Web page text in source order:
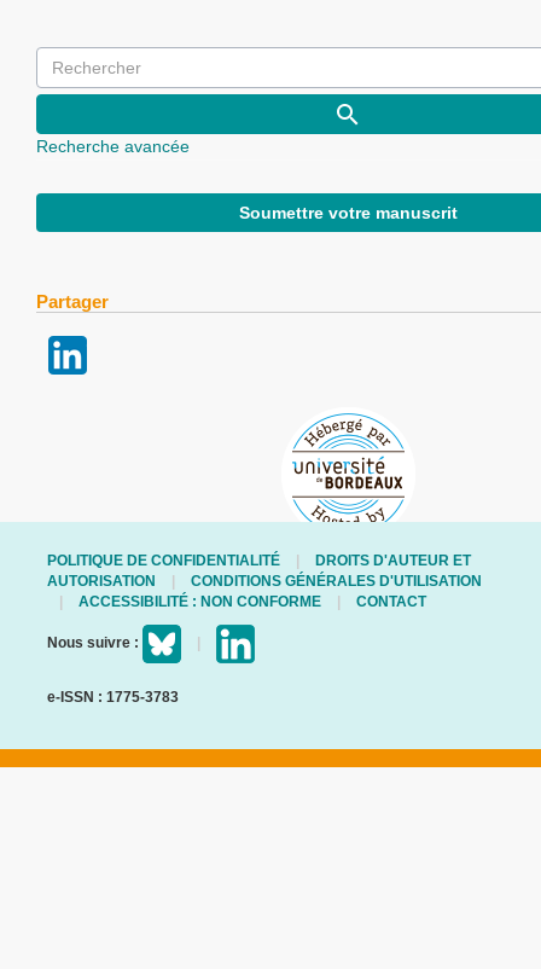
Recherche avancée
Soumettre votre manuscrit
Partager
POLITIQUE DE CONFIDENTIALITÉ
DROITS D'AUTEUR ET
AUTORISATION
CONDITIONS GÉNÉRALES D'UTILISATION
ACCESSIBILITÉ : NON CONFORME
CONTACT
Nous suivre :
e-ISSN : 1775-3783